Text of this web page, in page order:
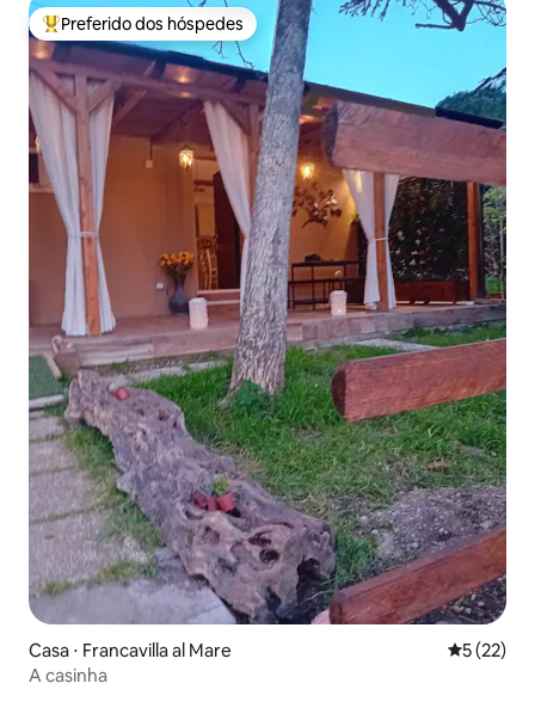
Entre os melhores preferidos dos hóspedes
Preferido dos hóspedes
Casa ⋅ Francavilla al Mare 5 de uma
5 (22)
A casinha